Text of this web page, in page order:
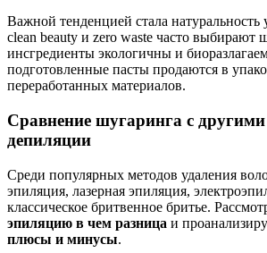
Важной тенденцией стала
clean beauty и zero waste часто выбирают
инсгредиенты экологичны и
подготовленные пасты продаются в
переработанных материалов.
Сравнение шугаринга с
депиляции
Среди популярных методов удаления
эпиляция, лазерная эпиляция,
классическое бритвенное бритье.
эпиляцию в чем разница и
плюсы и минусы.